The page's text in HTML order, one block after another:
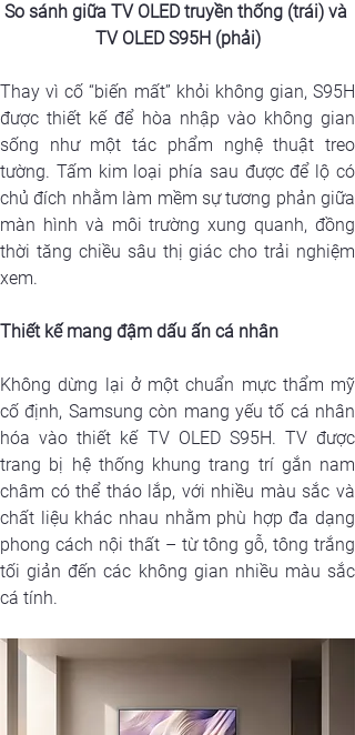
So sánh giữa TV OLED truyền thống (trái) và
TV OLED S95H (phải)
Thay vì cố “biến mất” khỏi không gian, S95H
được thiết kế để hòa nhập vào không gian
sống như một tác phẩm nghệ thuật treo
tường. Tấm kim loại phía sau được để lộ có
chủ đích nhằm làm mềm sự tương phản giữa
màn hình và môi trường xung quanh, đồng
thời tăng chiều sâu thị giác cho trải nghiệm
xem.
Thiết kế mang đậm dấu ấn cá nhân
Không dừng lại ở một chuẩn mực thẩm mỹ
cố định, Samsung còn mang yếu tố cá nhân
hóa vào thiết kế TV OLED S95H. TV được
trang bị hệ thống khung trang trí gắn nam
châm có thể tháo lắp, với nhiều màu sắc và
chất liệu khác nhau nhằm phù hợp đa dạng
phong cách nội thất – từ tông gỗ, tông trắng
tối giản đến các không gian nhiều màu sắc
cá tính.